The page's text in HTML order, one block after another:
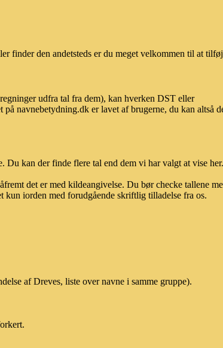
finder den andetsteds er du meget velkommen til at
udfra tal fra dem), kan hverken DST eller
navnebetydning.dk er lavet af brugerne, du kan altså
Du kan der finde flere tal end dem vi har valgt at vise her.
det er med kildeangivelse. Du bør checke tallene
iorden med forudgående skriftlig tilladelse fra os.
af Dreves, liste over navne i samme gruppe).